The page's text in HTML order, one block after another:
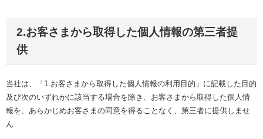
2.お客さまから取得した個人情報の第三者提
供
当社は、「1.お客さまから取得した個人情報の利用目的」に記載した目的
及び次のいずれかに該当する場合を除き、お客さまから取得した個人情
報を、あらかじめお客さまの同意を得ることなく、第三者に提供しませ
ん